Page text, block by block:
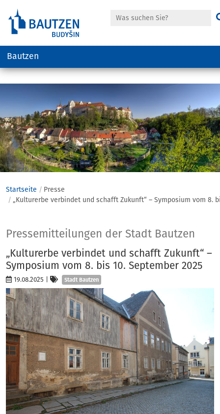
anspringen
Suche
Bautzen
Startseite
Presse
„Kulturerbe verbindet und schafft Zukunft“ – Symposium vom 8.
Presse
Pressemitteilungen der Stadt Bautzen
„Kulturerbe verbindet und schafft Zukunft“ –
Symposium vom 8. bis 10. September 2025
19.08.2025 Kategorien
Stadt Bautzen